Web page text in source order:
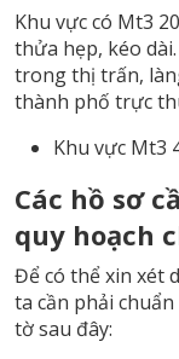
Khu vực có Mt3
thửa hẹp, kéo
trong thị trấn,
thành phố trực
Khu vực Mt3
Các hồ sơ
quy hoạch
Để có thể xin xét
ta cần phải
tờ sau đây: